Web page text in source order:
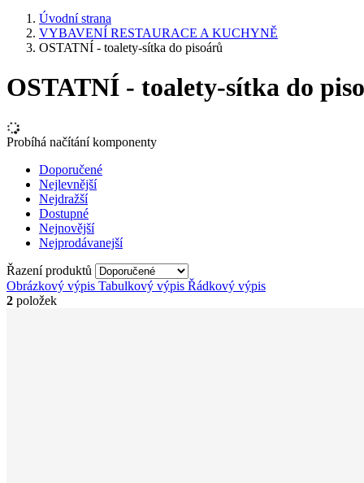
Úvodní strana
VYBAVENÍ RESTAURACE A KUCHYNĚ
OSTATNÍ - toalety-sítka do pisoárů
OSTATNÍ - toalety-sítka do
Probíhá načítání komponenty
Doporučené
Nejlevnější
Nejdražší
Dostupné
Nejnovější
Nejprodávanejší
Řazení produktů
Obrázkový výpis Tabulkový výpis Řádkový výpis
2 položek